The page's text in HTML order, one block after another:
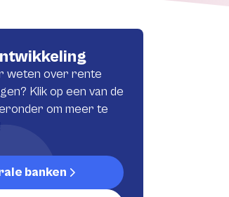
weten over rente
Klik op een van de
om meer te
banken